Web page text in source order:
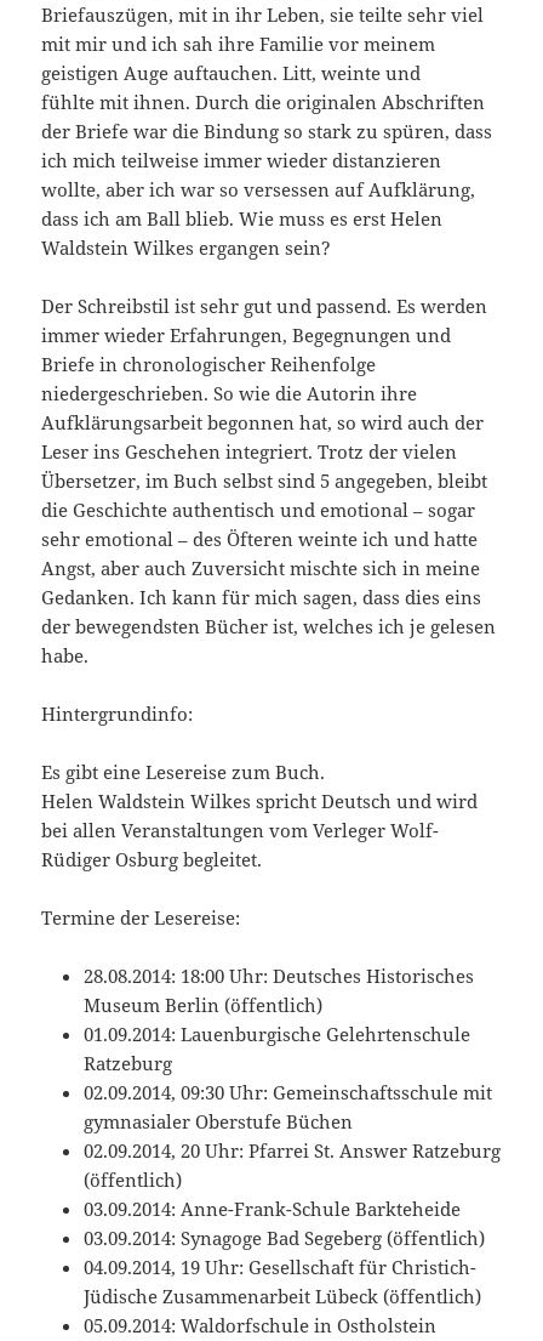
Briefauszügen, mit in ihr Leben, sie teilte sehr viel
mit mir und ich sah ihre Familie vor meinem
geistigen Auge auftauchen. Litt, weinte und
fühlte mit ihnen. Durch die originalen Abschriften
der Briefe war die Bindung so stark zu spüren, dass
ich mich teilweise immer wieder distanzieren
wollte, aber ich war so versessen auf Aufklärung,
dass ich am Ball blieb. Wie muss es erst Helen
Waldstein Wilkes ergangen sein?
Der Schreibstil ist sehr gut und passend. Es werden
immer wieder Erfahrungen, Begegnungen und
Briefe in chronologischer Reihenfolge
niedergeschrieben. So wie die Autorin ihre
Aufklärungsarbeit begonnen hat, so wird auch der
Leser ins Geschehen integriert. Trotz der vielen
Übersetzer, im Buch selbst sind 5 angegeben, bleibt
die Geschichte authentisch und emotional – sogar
sehr emotional – des Öfteren weinte ich und hatte
Angst, aber auch Zuversicht mischte sich in meine
Gedanken. Ich kann für mich sagen, dass dies eins
der bewegendsten Bücher ist, welches ich je gelesen
habe.
Hintergrundinfo:
Es gibt eine Lesereise zum Buch.
Helen Waldstein Wilkes spricht Deutsch und wird
bei allen Veranstaltungen vom Verleger Wolf-
Rüdiger Osburg begleitet.
Termine der Lesereise:
28.08.2014: 18:00 Uhr: Deutsches Historisches
Museum Berlin (öffentlich)
01.09.2014: Lauenburgische Gelehrtenschule
Ratzeburg
02.09.2014, 09:30 Uhr: Gemeinschaftsschule mit
gymnasialer Oberstufe Büchen
02.09.2014, 20 Uhr: Pfarrei St. Answer Ratzeburg
(öffentlich)
03.09.2014: Anne-Frank-Schule Barkteheide
03.09.2014: Synagoge Bad Segeberg (öffentlich)
04.09.2014, 19 Uhr: Gesellschaft für Christich-
Jüdische Zusammenarbeit Lübeck (öffentlich)
05.09.2014: Waldorfschule in Ostholstein